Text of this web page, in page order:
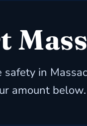
in
amount below.